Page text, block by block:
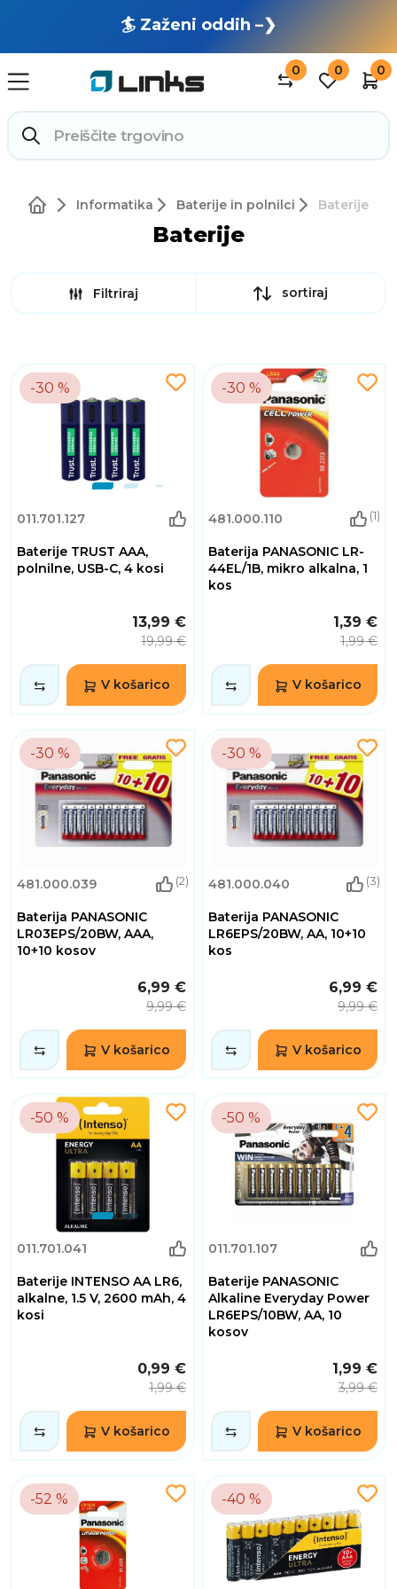
🏄 Zaženi oddih –❯
0 0 0
Informatika Baterije in polnilci Baterije
Baterije
Filtriraj sortiraj
-30 %
011.701.127
Baterije TRUST AAA,
polnilne, USB-C, 4 kosi
13,99 €
19,99 €
V košarico
-30 %
481.000.110 (1)
Baterija PANASONIC LR-
44EL/1B, mikro alkalna, 1
kos
1,39 €
1,99 €
V košarico
-30 %
481.000.039 (2)
Baterija PANASONIC
LR03EPS/20BW, AAA,
10+10 kosov
6,99 €
9,99 €
V košarico
-30 %
481.000.040 (3)
Baterija PANASONIC
LR6EPS/20BW, AA, 10+10
kos
6,99 €
9,99 €
V košarico
-50 %
011.701.041
Baterije INTENSO AA LR6,
alkalne, 1.5 V, 2600 mAh, 4
kosi
0,99 €
1,99 €
V košarico
-50 %
011.701.107
Baterije PANASONIC
Alkaline Everyday Power
LR6EPS/10BW, AA, 10
kosov
1,99 €
3,99 €
V košarico
-52 % -40 %